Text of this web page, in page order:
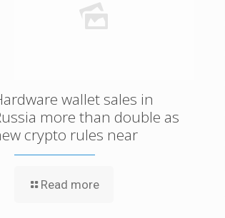
wallet sales in
more than double as
crypto rules near
Read more